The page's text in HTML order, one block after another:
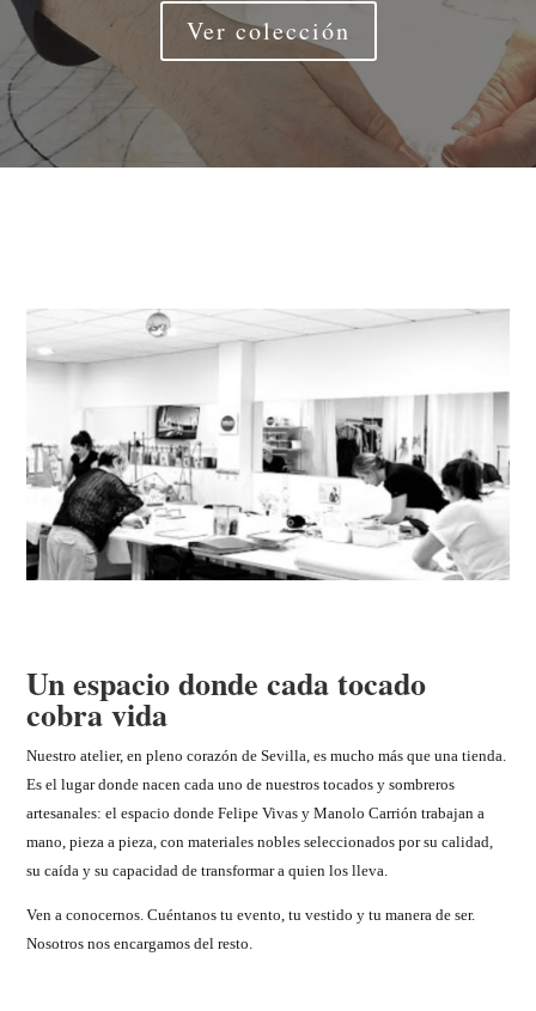
Ver colección
Un espacio donde cada tocado
cobra vida
Nuestro atelier, en pleno corazón de Sevilla, es mucho más que una tienda.
Es el lugar donde nacen cada uno de nuestros tocados y sombreros
artesanales: el espacio donde Felipe Vivas y Manolo Carrión trabajan a
mano, pieza a pieza, con materiales nobles seleccionados por su calidad,
su caída y su capacidad de transformar a quien los lleva.
Ven a conocernos. Cuéntanos tu evento, tu vestido y tu manera de ser.
Nosotros nos encargamos del resto.